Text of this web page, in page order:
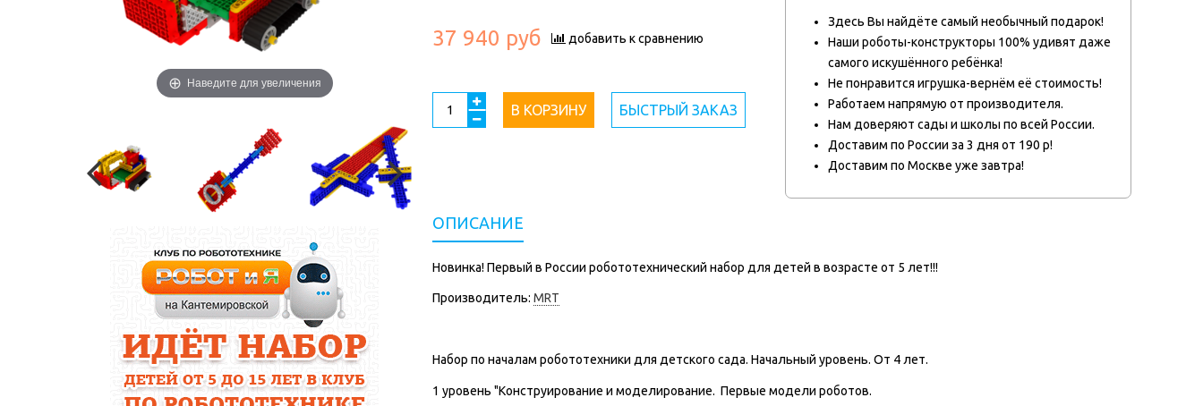
Наведите для увеличения
37 940 руб добавить к сравнению
В КОРЗИНУ БЫСТРЫЙ ЗАКАЗ
Здесь Вы найдёте самый необычный подарок!
Наши роботы-конструкторы 100% удивят даже
самого искушённого ребёнка!
Не понравится игрушка-вернём её стоимость!
Работаем напрямую от производителя.
Нам доверяют сады и школы по всей России.
Доставим по России за 3 дня от 190 р!
Доставим по Москве уже завтра!
ОПИСАНИЕ
Новинка! Первый в России робототехнический набор для детей в возрасте от 5 лет!!!
Производитель: MRT
Набор по началам робототехники для детского сада. Начальный уровень. От 4 лет.
1 уровень "Конструирование и моделирование. Первые модели роботов.